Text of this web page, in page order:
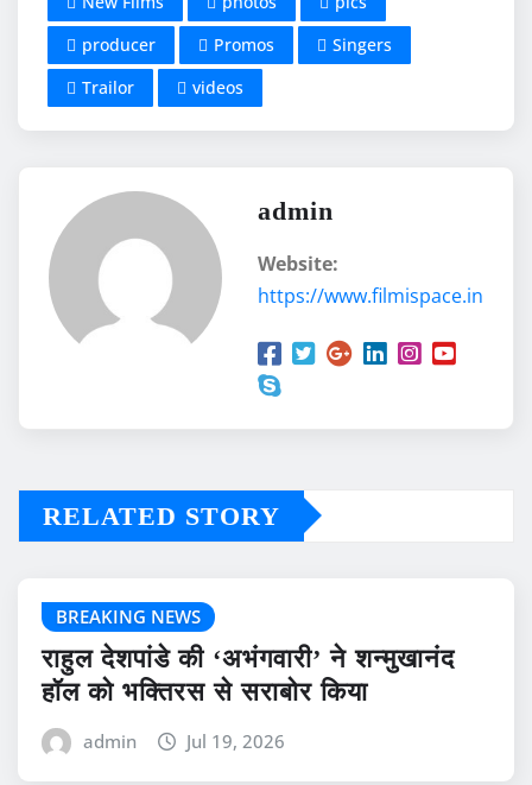
producer
Promos
Singers
Trailor
videos
admin
Website:
https://www.filmispace.in
RELATED STORY
BREAKING NEWS
राहुल देशपांडे की ‘अभंगवारी’ ने शन्मुखानंद
हॉल को भक्तिरस से सराबोर किया
admin Jul 19, 2026